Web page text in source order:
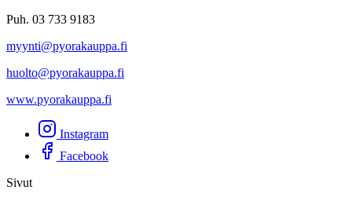
Puh. 03 733 9183
myynti@pyorakauppa.fi
huolto@pyorakauppa.fi
www.pyorakauppa.fi
Instagram
Facebook
Sivut